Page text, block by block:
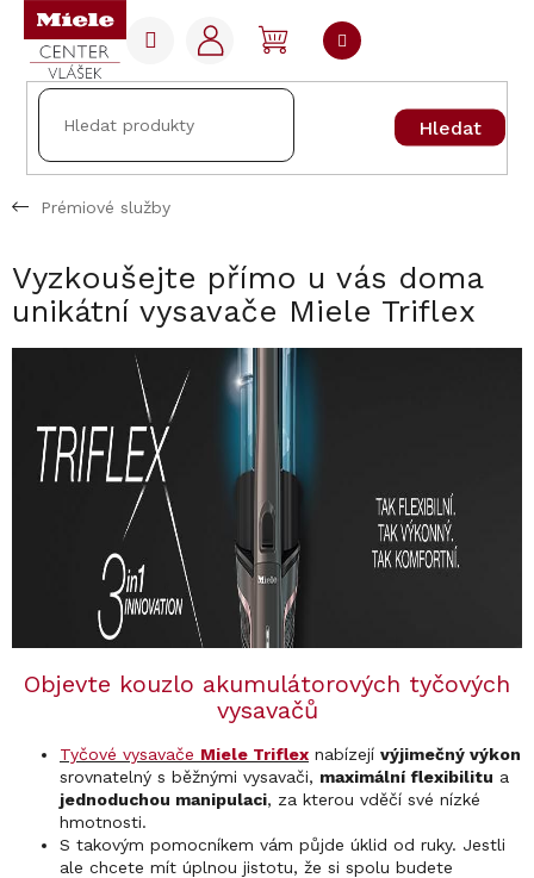
Přejít
obsah
Hledat
NÁKUPNÍ
KOŠÍK
Prémiové služby
Vyzkoušejte přímo u vás doma
unikátní vysavače Miele Triflex
Objevte kouzlo akumulátorových tyčových
vysavačů
Tyčové vysavače Miele Triflex nabízejí výjimečný výkon
srovnatelný s běžnými vysavači, maximální flexibilitu a
jednoduchou manipulaci, za kterou vděčí své nízké
hmotnosti.
S takovým pomocníkem vám půjde úklid od ruky. Jestli
ale chcete mít úplnou jistotu, že si spolu budete